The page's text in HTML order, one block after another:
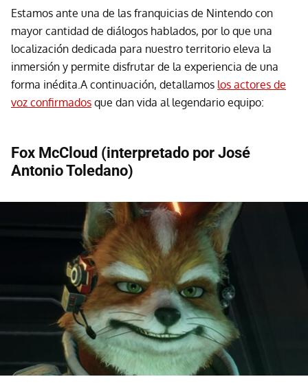
Estamos ante una de las franquicias de Nintendo con
mayor cantidad de diálogos hablados, por lo que una
localización dedicada para nuestro territorio eleva la
inmersión y permite disfrutar de la experiencia de una
forma inédita.A continuación, detallamos los actores de
voz confirmados que dan vida al legendario equipo:
Fox McCloud (interpretado por José
Antonio Toledano)